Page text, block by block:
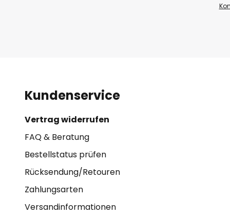
Kundenservice
Vertrag widerrufen
FAQ & Beratung
Bestellstatus prüfen
Rücksendung/Retouren
Zahlungsarten
Versandinformationen